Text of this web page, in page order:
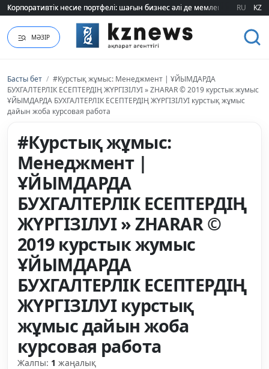
Корпоративтік несие портфелі: шағын бизнес әлі де мемлекеттік
Корпоративтік несие портфелі: шағын бизнес әлі де мемлекеттікRU KZ
МӘЗІР
Басты бет / #Курстық жұмыс: Менеджмент | ҰЙЫМДАРДА
БУХГАЛТЕРЛІК ЕСЕПТЕРДІҢ ЖҮРГІЗІЛУІ » ZHARAR © 2019 курстык жумыс
ҰЙЫМДАРДА БУХГАЛТЕРЛІК ЕСЕПТЕРДІҢ ЖҮРГІЗІЛУІ курстық жұмыс
дайын жоба курсовая работа
#Курстық жұмыс:
Менеджмент |
ҰЙЫМДАРДА
БУХГАЛТЕРЛІК ЕСЕПТЕРДІҢ
ЖҮРГІЗІЛУІ » ZHARAR ©
2019 курстык жумыс
ҰЙЫМДАРДА
БУХГАЛТЕРЛІК ЕСЕПТЕРДІҢ
ЖҮРГІЗІЛУІ курстық
жұмыс дайын жоба
курсовая работа
Жалпы: 1 жаңалық